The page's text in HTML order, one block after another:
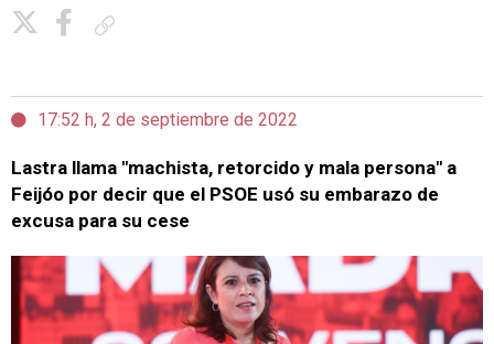
17:52 h, 2 de septiembre de 2022
Lastra llama "machista, retorcido y mala persona" a
Feijóo por decir que el PSOE usó su embarazo de
excusa para su cese